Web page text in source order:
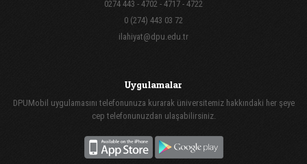
0274 443 - 4702 - 4717 - 4722
0 (274) 443 03 72
ilahiyat@dpu.edu.tr
Uygulamalar
DPUMobil uygulamasını telefonunuza kurarak üniversitemiz hakkındaki her şeye
cep telefonunuzdan ulaşabilirsiniz.